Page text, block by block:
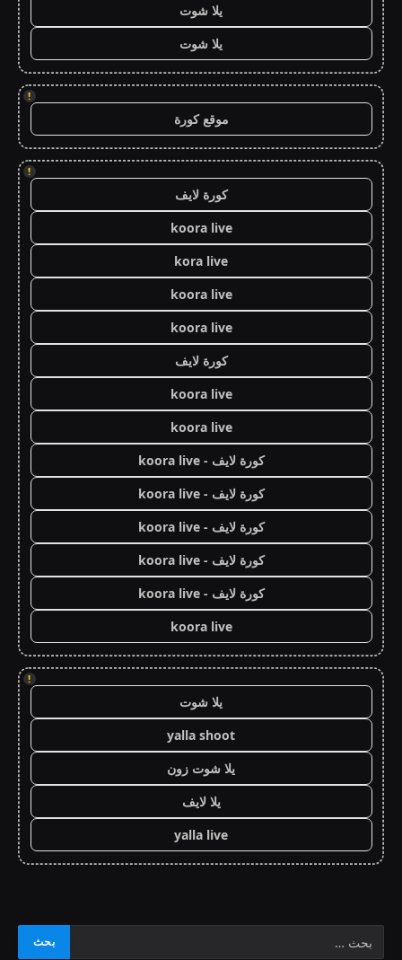
يلا شوت
يلا شوت
!
موقع كورة
!
كورة لايف
koora live
kora live
koora live
koora live
كورة لايف
koora live
koora live
كورة لايف - koora live
كورة لايف - koora live
كورة لايف - koora live
كورة لايف - koora live
كورة لايف - koora live
koora live
!
يلا شوت
yalla shoot
يلا شوت زون
يلا لايف
yalla live